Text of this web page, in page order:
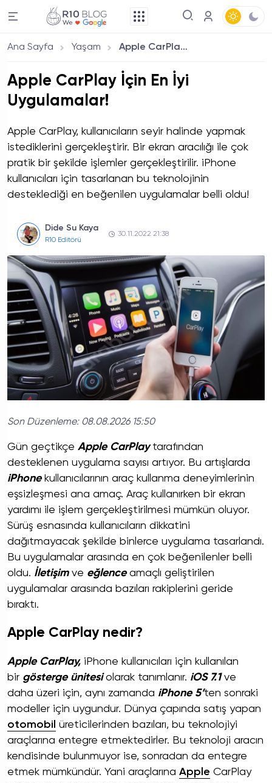
Ana Sayfa Yaşam Apple CarPlay İçin En İyi Uygulamalar!
Apple CarPlay İçin En İyi
Uygulamalar!
Apple CarPlay, kullanıcıların seyir halinde yapmak
istediklerini gerçekleştirir. Bir ekran aracılığı ile çok
pratik bir şekilde işlemler gerçekleştirilir. iPhone
kullanıcıları için tasarlanan bu teknolojinin
desteklediği en beğenilen uygulamalar belli oldu!
Dide Su Kaya
R10 Editörü
30.11.2022 21:38
Son Düzenleme: 08.08.2026 15:50
Gün geçtikçe Apple CarPlaytarafından
desteklenen uygulama sayısı artıyor. Bu artışlarda
iPhone kullanıcılarının araç kullanma deneyimlerinin
eşsizleşmesi ana amaç. Araç kullanırken bir ekran
yardımı ile işlem gerçekleştirilmesi mümkün oluyor.
Sürüş esnasında kullanıcıların dikkatini
dağıtmayacak şekilde binlerce uygulama tasarlandı.
Bu uygulamalar arasında en çok beğenilenler belli
oldu. İletişim ve eğlenceamaçlı geliştirilen
uygulamalar arasında bazıları rakiplerini geride
bıraktı.
Apple CarPlay nedir?
Apple CarPlay, iPhone kullanıcıları için kullanılan
bir gösterge ünitesiolarak tanımlanır. iOS 7.1ve
daha üzeri için, aynı zamanda iPhone 5’ten sonraki
modeller için uygundur. Dünya çapında satış yapan
otomobil üreticilerinden bazıları, bu teknolojiyi
araçlarına entegre etmektedirler. Bu teknoloji aracın
kendisinde bulunmuyor ise, sonradan da entegre
etmek mümkündür. Yani araçlarına Apple CarPlay